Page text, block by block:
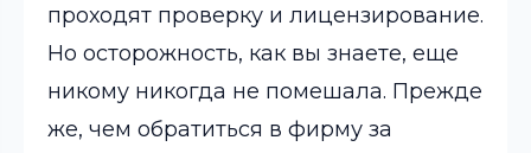
проходят проверку и лицензирование.
Но осторожность, как вы знаете, еще
никому никогда не помешала. Прежде
же, чем обратиться в фирму за